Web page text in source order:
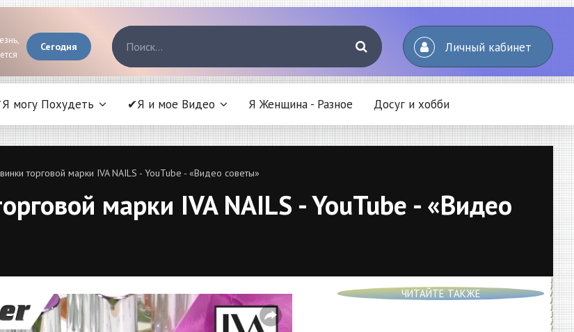
Сегодня Личный кабинет
могу Похудеть ✔Я и мое Видео Я Женщина - Разное Досуг и хобби
торговой марки IVA NAILS - YouTube - «Видео советы»
марки IVA NAILS - YouTube - «Видео
ЧИТАЙТЕ ТАКЖЕ